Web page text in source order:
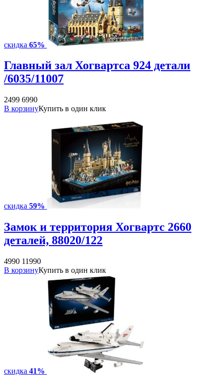
скидка 65%
Главный зал Хогвартса 924 детали
/6035/11007
2499 6990
В корзинуКупить в один клик
скидка 59%
Замок и территория Хогвартс 2660
деталей, 88020/122
4990 11990
В корзинуКупить в один клик
скидка 41%